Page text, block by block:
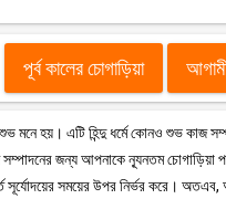
পূর্ব কালের চোগাড়িয়া
শুভ মনে হয়। এটি হিন্দু ধর্মে কোনও শুভ
জন্য আপনাকে ন্যূনতম চোগাড়িয়া
সূর্যোদয়ের সময়ের উপর নির্ভর করে।